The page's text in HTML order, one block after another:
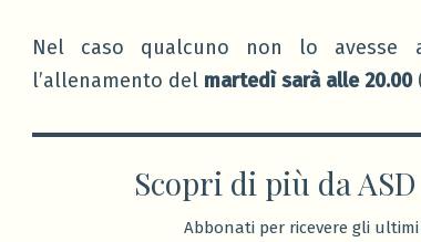
Nel caso qualcuno non lo avesse
l’allenamento del martedì sarà alle 20.00
Scopri di più da
Abbonati per ricevere gli